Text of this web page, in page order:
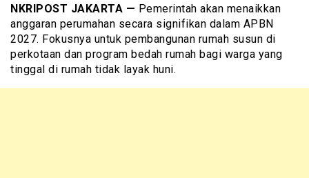
NKRIPOST JAKARTA — Pemerintah akan menaikkan
anggaran perumahan secara signifikan dalam APBN
2027. Fokusnya untuk pembangunan rumah susun di
perkotaan dan program bedah rumah bagi warga yang
tinggal di rumah tidak layak huni.